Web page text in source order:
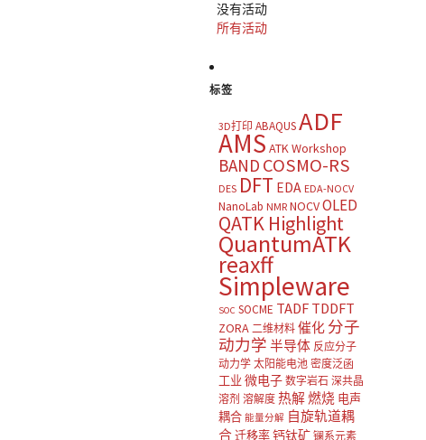
没有活动
所有活动
标签
3D打印 ABAQUSADF
AMS ATK Workshop
BAND COSMO-RS
DES DFT EDA EDA-NOCV
NanoLab NMR NOCVOLED
QATK Highlight
QuantumATK
reaxff
Simpleware
SOC SOCME TADF TDDFT
ZORA 二维材料 催化 分子
动力学 半导体 反应分子
动力学 太阳能电池 密度泛函
工业 微电子 数字岩石 深共晶
溶剂 溶解度 热解燃烧 电声
耦合 能量分解 自旋轨道耦
合迁移率钙钛矿 镧系元素